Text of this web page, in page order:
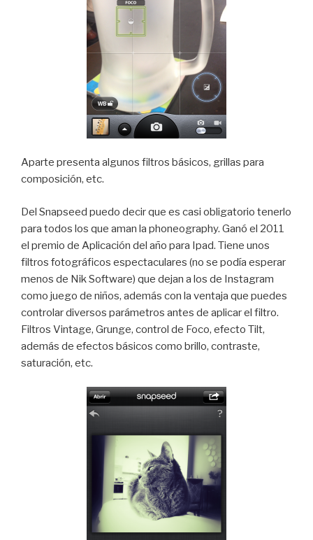
Aparte presenta algunos filtros básicos, grillas para
composición, etc.
Del Snapseed puedo decir que es casi obligatorio tenerlo
para todos los que aman la phoneography. Ganó el 2011
el premio de Aplicación del año para Ipad. Tiene unos
filtros fotográficos espectaculares (no se podía esperar
menos de Nik Software) que dejan a los de Instagram
como juego de niños, además con la ventaja que puedes
controlar diversos parámetros antes de aplicar el filtro.
Filtros Vintage, Grunge, control de Foco, efecto Tilt,
además de efectos básicos como brillo, contraste,
saturación, etc.